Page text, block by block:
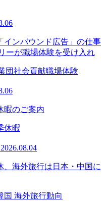
インバウンド広告」の仕事
ーが職場体験を受け入れ
団社会貢献職場体験
暇のご案内
休暇
2026.08.04
海外旅行は日本・中国に
国 海外旅行動向